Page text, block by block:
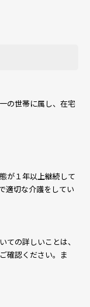
の世帯に属し、在宅
が１年以上継続して
適切な介護をしてい
の詳しいことは、
確認ください。ま